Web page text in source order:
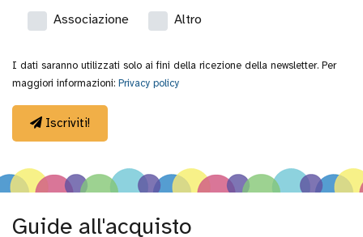
Blog
Contatti
Associazione Altro
I dati saranno utilizzati solo ai fini della ricezione della newsletter. Per
maggiori informazioni: Privacy policy
Iscriviti!
Guide all'acquisto